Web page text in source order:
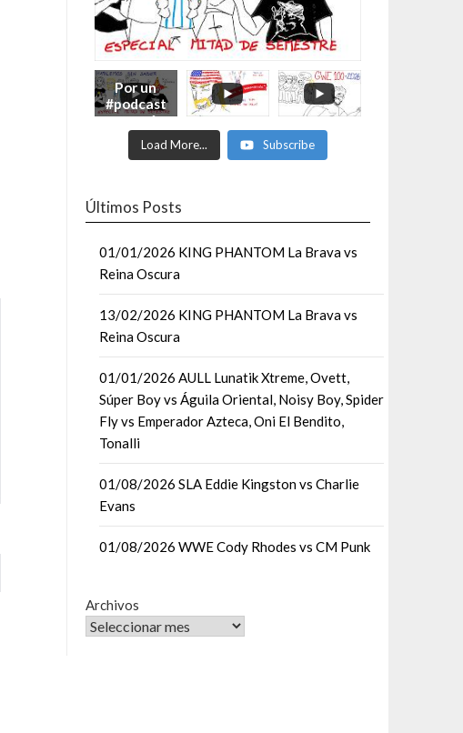
Por un
#podcast
con más
Moonsaul
ts #93:
MITAD
DE AÑO
Load More... Subscribe
Últimos Posts
01/01/2026 KING PHANTOM La Brava vs
Reina Oscura
13/02/2026 KING PHANTOM La Brava vs
Reina Oscura
01/01/2026 AULL Lunatik Xtreme, Ovett,
Súper Boy vs Águila Oriental, Noisy Boy, Spider
Fly vs Emperador Azteca, Oni El Bendito,
Tonalli
01/08/2026 SLA Eddie Kingston vs Charlie
Evans
01/08/2026 WWE Cody Rhodes vs CM Punk
Archivos